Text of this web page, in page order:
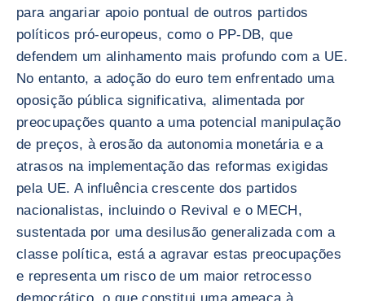
para angariar apoio pontual de outros partidos
políticos pró-europeus, como o PP-DB, que
defendem um alinhamento mais profundo com a UE.
No entanto, a adoção do euro tem enfrentado uma
oposição pública significativa, alimentada por
preocupações quanto a uma potencial manipulação
de preços, à erosão da autonomia monetária e a
atrasos na implementação das reformas exigidas
pela UE. A influência crescente dos partidos
nacionalistas, incluindo o Revival e o MECH,
sustentada por uma desilusão generalizada com a
classe política, está a agravar estas preocupações
e representa um risco de um maior retrocesso